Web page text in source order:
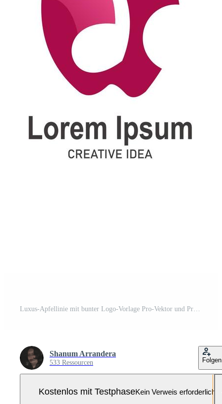
Luxus-Apfellinie mit bunter Logo-Vorlage Pro-Vektor und Pro-SVG
Shanum Arrandera
533 Ressourcen Folgen
Kostenlos mit TestphaseKein Verweis erforderlich